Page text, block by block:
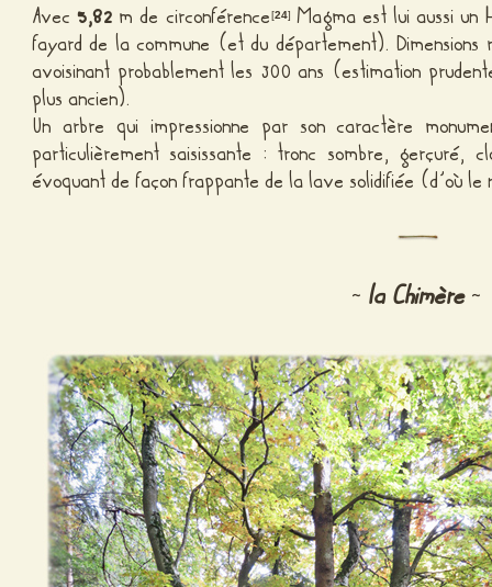
Avec5,82 m de circonférence[24] Magma est lui aussi un
fayard de la commune (et du département).
avoisinant probablement les 300 ans (estimation
plus ancien).
Un arbre qui impressionne par son caractère
particulièrement saisissante : tronc sombre, gerçuré,
évoquant de façon frappante de la lave solidifiée (d’où
~ la Chimère ~